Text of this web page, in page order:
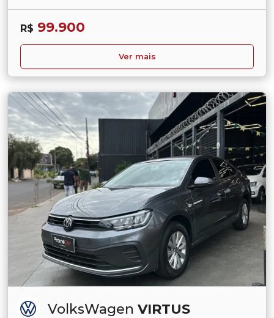
R$ 99.900
Ver mais
VolksWagen VIRTUS